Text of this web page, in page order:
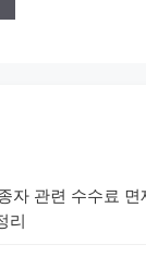
자 관련 수수료 면
리